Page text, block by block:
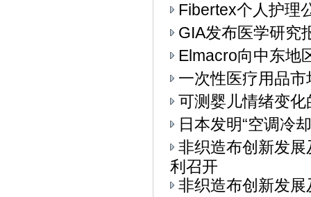
Fibertex个人护理
GIA发布医学研究
Elmacro向中东地
一次性医疗用品
可测婴儿情绪变
日本发明“空调冷
非织造布创新发
利召开
非织造布创新发